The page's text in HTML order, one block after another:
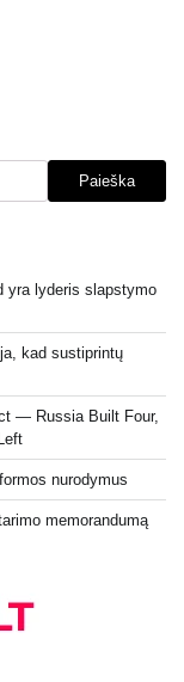
Paieška
yra lyderis slapstymo
kad sustiprintų
— Russia Built Four,
nurodymus
memorandumą